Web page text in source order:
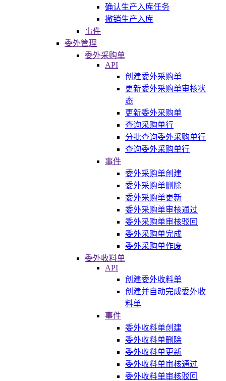
确认生产入库任务
撤销生产入库
事件
委外管理
委外采购单
API
创建委外采购单
更新委外采购单审核状
态
更新委外采购单
查询采购单行
分批查询委外采购单行
查询委外采购单行
事件
委外采购单创建
委外采购单删除
委外采购单更新
委外采购单审核通过
委外采购单审核驳回
委外采购单完成
委外采购单作废
委外收料单
API
创建委外收料单
创建并自动完成委外收
料单
事件
委外收料单创建
委外收料单删除
委外收料单更新
委外收料单审核通过
委外收料单审核驳回